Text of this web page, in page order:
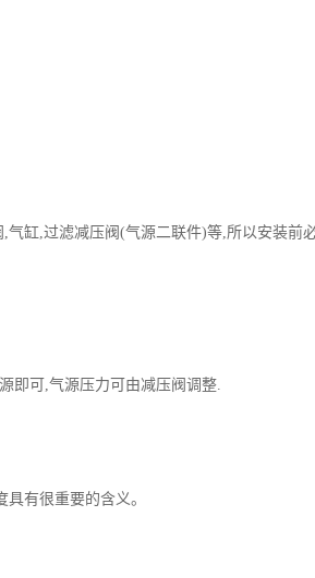
缸,过滤减压阀(气源二联件)等,所以安装前
源即可,气源压力可由减压阀调整.
精度具有很重要的含义。